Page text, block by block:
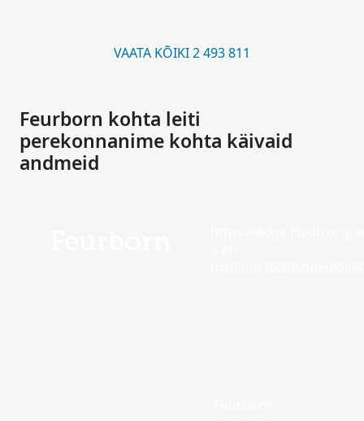
VAATA KÕIKI 2 493 811
Feurborn kohta leiti
perekonnanime kohta käivaid
andmeid